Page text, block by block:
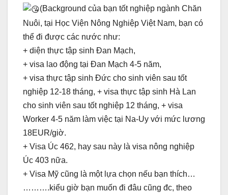
(Background của bạn tốt nghiệp ngành Chăn
Nuôi, tại Học Viện Nông Nghiệp Việt Nam, bạn có
thể đi được các nước như:
+ diện thực tập sinh Đan Mạch,
+ visa lao động tại Đan Mạch 4-5 năm,
+ visa thực tập sinh Đức cho sinh viên sau tốt
nghiệp 12-18 tháng, + visa thực tập sinh Hà Lan
cho sinh viên sau tốt nghiệp 12 tháng, + visa
Worker 4-5 năm làm việc tại Na-Uy với mức lương
18EUR/giờ.
+ Visa Úc 462, hay sau này là visa nông nghiệp
Úc 403 nữa.
+ Visa Mỹ cũng là một lựa chọn nếu bạn thích…
……….kiểu giờ bạn muốn đi đâu cũng đc, theo